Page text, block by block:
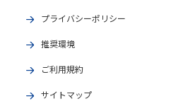
プライバシーポリシー
推奨環境
ご利用規約
サイトマップ